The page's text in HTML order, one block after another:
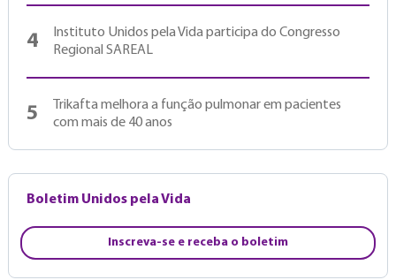
4
Instituto Unidos pela Vida participa do Congresso
Regional SAREAL
5
Trikafta melhora a função pulmonar em pacientes
com mais de 40 anos
Boletim Unidos pela Vida
Inscreva-se e receba o boletim